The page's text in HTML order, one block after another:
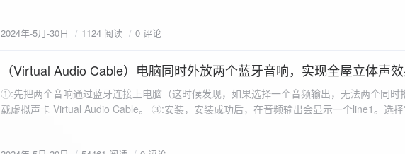
2024年-5月-30日 1124 阅读 0 评论
2024-5-29
（Virtual Audio Cable）电脑同时外放两个蓝牙音响，实现全屋立体声
①:先把两个音响通过蓝牙连接上电脑（这时候发现，如果选择一个音频输出，无法两个同
载虚拟声卡 Virtual Audio Cable。 ③:安装，安装成功后，在音频输出会显示一个line1。选择它 ④:找